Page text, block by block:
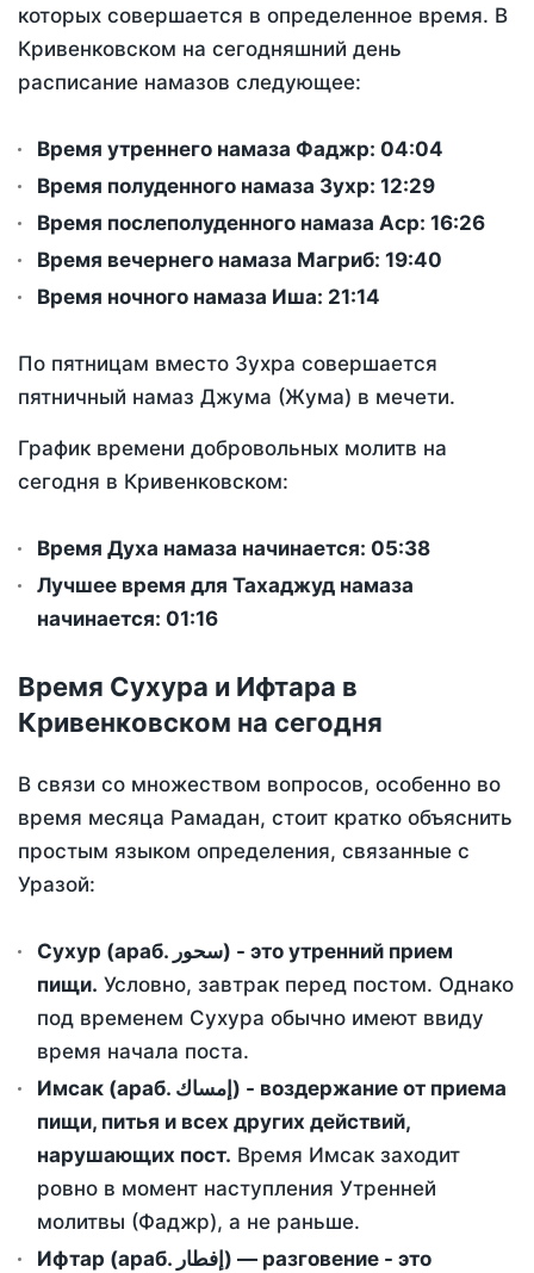
которых совершается в определенное время. В
Кривенковском на сегодняшний день
расписание намазов следующее:
Время утреннего намаза Фаджр: 04:04
Время полуденного намаза Зухр: 12:29
Время послеполуденного намаза Аср: 16:26
Время вечернего намаза Магриб: 19:40
Время ночного намаза Иша: 21:14
По пятницам вместо Зухра совершается
пятничный намаз Джума (Жума) в мечети.
График времени добровольных молитв на
сегодня в Кривенковском:
Время Духа намаза начинается: 05:38
Лучшее время для Тахаджуд намаза
начинается: 01:16
Время Сухура и Ифтара в
Кривенковском на сегодня
В связи со множеством вопросов, особенно во
время месяца Рамадан, стоит кратко объяснить
простым языком определения, связанные с
Уразой:
Сухур (араб. سحور) - это утренний прием
пищи. Условно, завтрак перед постом. Однако
под временем Сухура обычно имеют ввиду
время начала поста.
Имсак (араб. إمساك) - воздержание от приема
пищи, питья и всех других действий,
нарушающих пост. Время Имсак заходит
ровно в момент наступления Утренней
молитвы (Фаджр), а не раньше.
Ифтар (араб. إفطار) — разговение - это